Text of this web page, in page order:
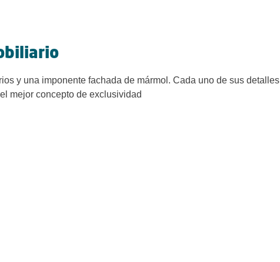
y una imponente fachada de mármol. Cada uno de sus detalles
mejor concepto de exclusividad